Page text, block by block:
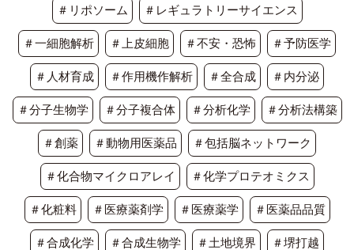
＃リポソーム ＃レギュラトリーサイエンス
＃一細胞解析 ＃上皮細胞 ＃不安・恐怖 ＃予防医学
＃人材育成 ＃作用機作解析 ＃全合成 ＃内分泌
＃分子生物学 ＃分子複合体 ＃分析化学 ＃分析法構築
＃創薬 ＃動物用医薬品 ＃包括脳ネットワーク
＃化合物マイクロアレイ ＃化学プロテオミクス
＃化粧料 ＃医療薬剤学 ＃医療薬学 ＃医薬品品質
＃合成化学 ＃合成生物学 ＃土地境界 ＃堺打越